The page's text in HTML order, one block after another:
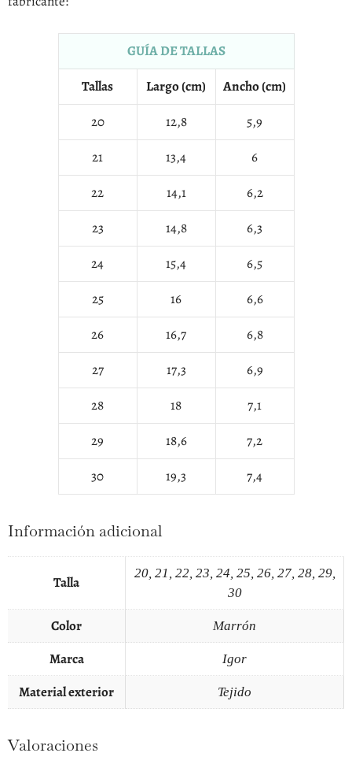
GUÍA DE TALLAS
Tallas
Largo (cm)
Ancho (cm)
20
12,8
5,9
21
13,4
6
22
14,1
6,2
23
14,8
6,3
24
15,4
6,5
25
16
6,6
26
16,7
6,8
27
17,3
6,9
28
18
7,1
29
18,6
7,2
30
19,3 7,4
Información adicional
Talla
20, 21, 22, 23, 24, 25, 26, 27, 28, 29,
30
Color Marrón
Marca Igor
Material exterior Tejido
Valoraciones